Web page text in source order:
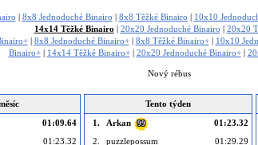
| 8x8 Jednoduché Binairo | 8x8 Těžké Binairo | 10x10
14x14 Těžké Binairo | 20x20 Jednoduché Binairo | 20x20
| 8x8 Jednoduché Binairo+| 8x8 Těžké Binairo+| 10x10
Binairo+| 14x14 Těžké Binairo+| 20x20 Jednoduché Binairo+|
Nový rébus
01:09.64
01:23.32
Tento týden
1.
Arkan 99
01:23.32
2.
puzzlepossum
01:29.29